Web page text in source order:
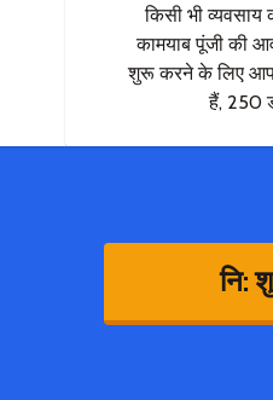
किसी भी
कामयाब पूंजी की
शुरू करने के लिए आप
हैं, 250
नि: